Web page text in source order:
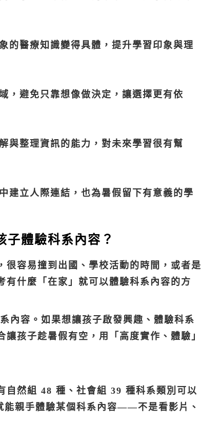
的醫療知識變得具體，提升學習印象與理
，避免只靠想像做決定，讓選擇更有依
與整理資訊的能力，對未來學習很有幫
建立人際連結，也為暑假留下有意義的學
子體驗科系內容？
容易撞到出國、學校活動的時間，或者是
什麼「在家」就可以體驗科系內容的方
內容。如果想讓孩子啟發興趣、體驗科系
孩子趁暑假有空，用「高度實作、體驗」
自然組 48 種、社會組 39 種科系類別可以
能親手體驗某個科系內容——不是看影片、